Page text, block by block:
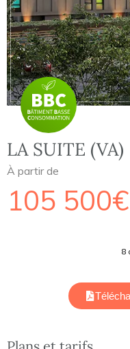
LA SUITE (VA)
À partir de
105 500€
8